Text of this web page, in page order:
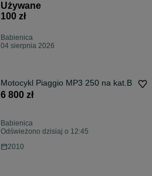
Używane
100 zł
Babienica
04 sierpnia 2026
Motocykl Piaggio MP3 250 na kat.B
6 800 zł
Babienica
Odświeżono dzisiaj o 12:45
2010